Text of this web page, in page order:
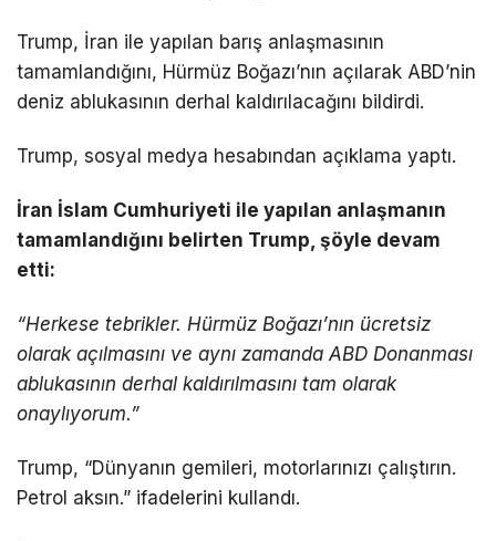
Trump, İran ile yapılan barış anlaşmasının
tamamlandığını, Hürmüz Boğazı’nın açılarak ABD’nin
deniz ablukasının derhal kaldırılacağını bildirdi.
Trump, sosyal medya hesabından açıklama yaptı.
İran İslam Cumhuriyeti ile yapılan anlaşmanın
tamamlandığını belirten Trump, şöyle devam
etti:
“Herkese tebrikler. Hürmüz Boğazı’nın ücretsiz
olarak açılmasını ve aynı zamanda ABD Donanması
ablukasının derhal kaldırılmasını tam olarak
onaylıyorum.”
Trump, “Dünyanın gemileri, motorlarınızı çalıştırın.
Petrol aksın.” ifadelerini kullandı.